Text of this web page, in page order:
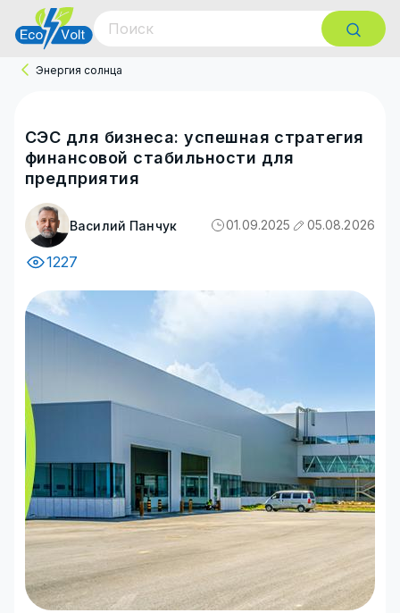
Энергия солнца
СЭС для бизнеса: успешная стратегия
финансовой стабильности для
предприятия
Василий Панчук 01.09.2025 05.08.2026
1227